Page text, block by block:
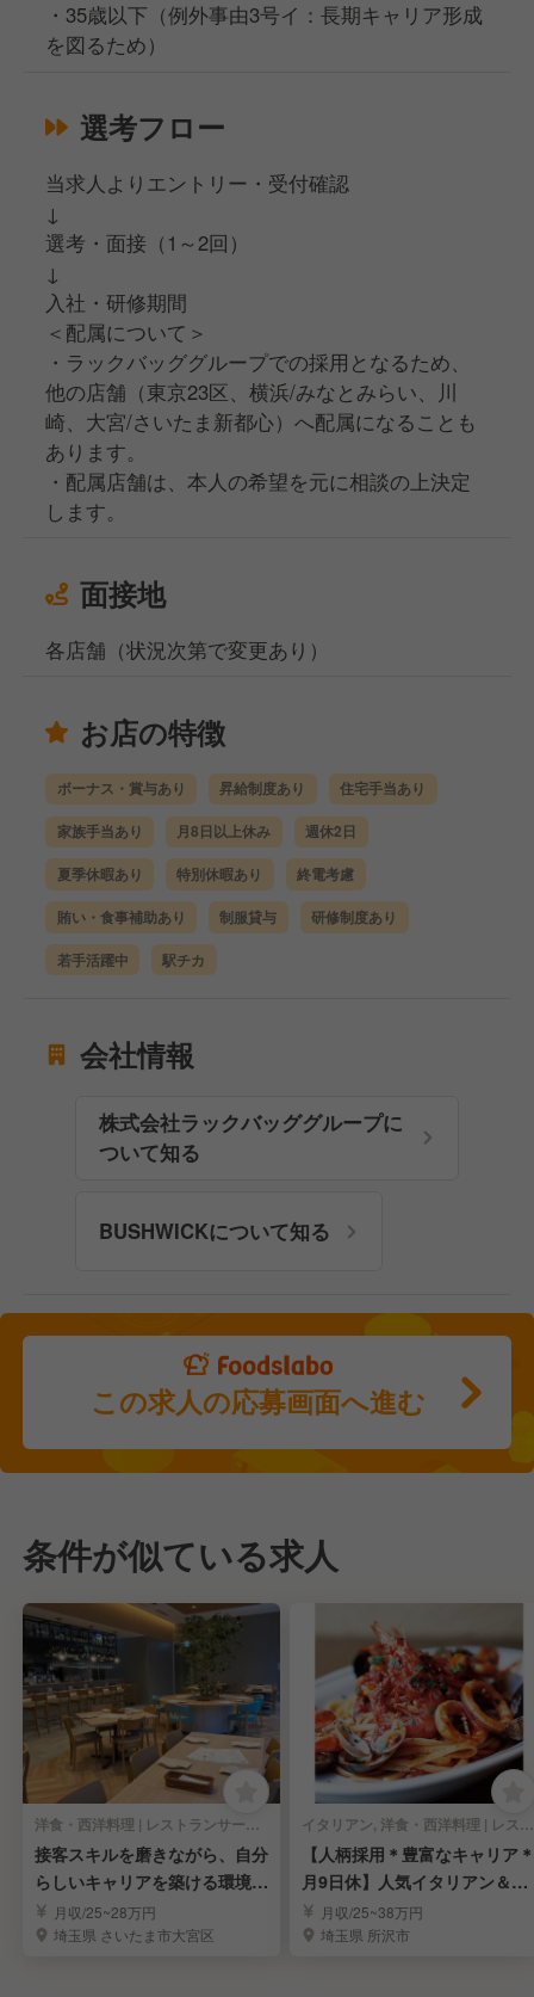
・35歳以下（例外事由3号イ：長期キャリア形成
を図るため）
選考フロー
当求人よりエントリー・受付確認
↓
選考・面接（1～2回）
↓
入社・研修期間
＜配属について＞
・ラックバッググループでの採用となるため、
他の店舗（東京23区、横浜/みなとみらい、川
崎、大宮/さいたま新都心）へ配属になることも
あります。
・配属店舗は、本人の希望を元に相談の上決定
します。
面接地
各店舗（状況次第で変更あり）
お店の特徴
ボーナス・賞与あり 昇給制度あり 住宅手当あり
家族手当あり 月8日以上休み 週休2日
夏季休暇あり 特別休暇あり 終電考慮
賄い・食事補助あり 制服貸与 研修制度あり
若手活躍中 駅チカ
会社情報
株式会社ラックバッググループに
ついて知る
BUSHWICKについて知る
この求人の応募画面へ進む
条件が似ている求人
洋食・西洋料理 | レストランサービス・ホールスタッフ
接客スキルを磨きながら、自分
らしいキャリアを築ける環境で
す。月収/25~28万円
埼玉県 さいたま市大宮区
イタリアン, 洋食・西洋料理 | レストランサービス・ホールスタッフ
【人柄採用＊豊富なキャリア＊
月9日休】人気イタリアン＆カ
フェのスタッフ募集
月収/25~38万円
埼玉県 所沢市